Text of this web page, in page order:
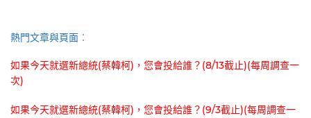
熱門文章與頁面︰
如果今天就選新總統(蔡韓柯)，您會投給誰？(8/13截止)(每周調查一
次)
如果今天就選新總統(蔡韓柯)，您會投給誰？(9/3截止)(每周調查一